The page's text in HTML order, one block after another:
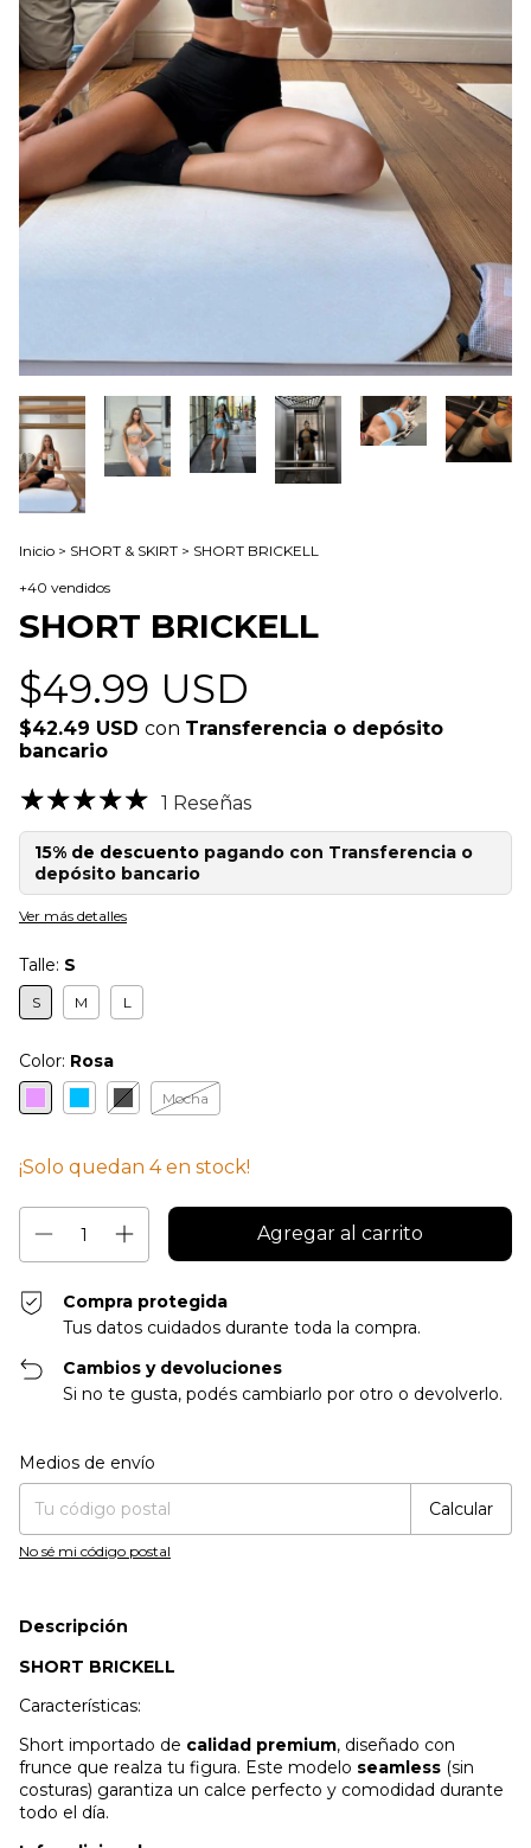
Inicio > SHORT & SKIRT > SHORT BRICKELL
+40 vendidos
SHORT BRICKELL
$49.99 USD
$42.49 USD con Transferencia o depósito
bancario
1 Reseñas
15% de descuento pagando con Transferencia o
depósito bancario
Ver más detalles
Talle: S
S M L
Color: Rosa
Mocha
¡Solo quedan 4en stock!
Compra protegida
Tus datos cuidados durante toda la compra.
Cambios y devoluciones
Si no te gusta, podés cambiarlo por otro o devolverlo.
Entregas para el CP:
Medios de envío
Calcular
No sé mi código postal
Descripción
SHORT BRICKELL
Características:
Short importado de calidad premium, diseñado con
frunce que realza tu figura. Este modelo seamless (sin
costuras) garantiza un calce perfecto y comodidad durante
todo el día.